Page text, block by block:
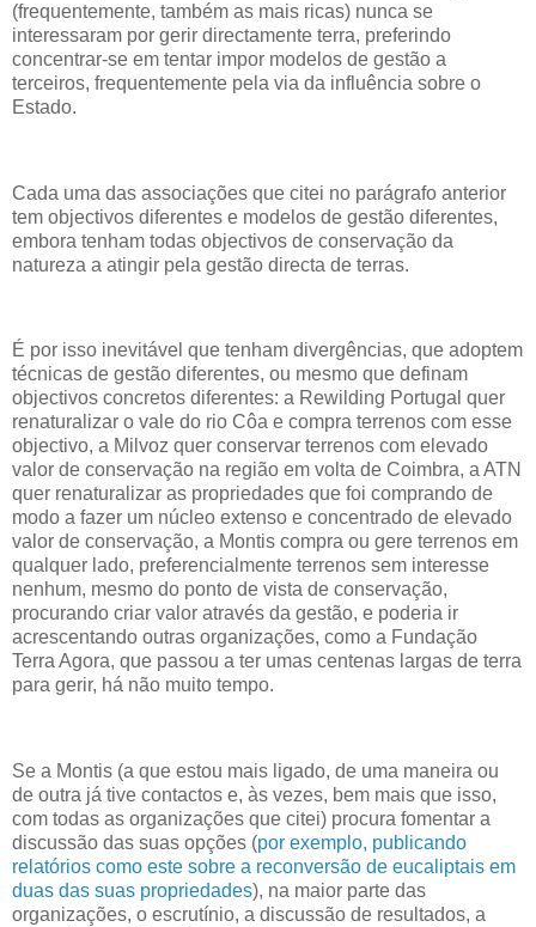
(frequentemente, também as mais ricas) nunca se
interessaram por gerir directamente terra, preferindo
concentrar-se em tentar impor modelos de gestão a
terceiros, frequentemente pela via da influência sobre o
Estado.
Cada uma das associações que citei no parágrafo anterior
tem objectivos diferentes e modelos de gestão diferentes,
embora tenham todas objectivos de conservação da
natureza a atingir pela gestão directa de terras.
É por isso inevitável que tenham divergências, que adoptem
técnicas de gestão diferentes, ou mesmo que definam
objectivos concretos diferentes: a Rewilding Portugal quer
renaturalizar o vale do rio Côa e compra terrenos com esse
objectivo, a Milvoz quer conservar terrenos com elevado
valor de conservação na região em volta de Coimbra, a ATN
quer renaturalizar as propriedades que foi comprando de
modo a fazer um núcleo extenso e concentrado de elevado
valor de conservação, a Montis compra ou gere terrenos em
qualquer lado, preferencialmente terrenos sem interesse
nenhum, mesmo do ponto de vista de conservação,
procurando criar valor através da gestão, e poderia ir
acrescentando outras organizações, como a Fundação
Terra Agora, que passou a ter umas centenas largas de terra
para gerir, há não muito tempo.
Se a Montis (a que estou mais ligado, de uma maneira ou
de outra já tive contactos e, às vezes, bem mais que isso,
com todas as organizações que citei) procura fomentar a
discussão das suas opções (por exemplo, publicando
relatórios como este sobre a reconversão de eucaliptais em
duas das suas propriedades), na maior parte das
organizações, o escrutínio, a discussão de resultados, a